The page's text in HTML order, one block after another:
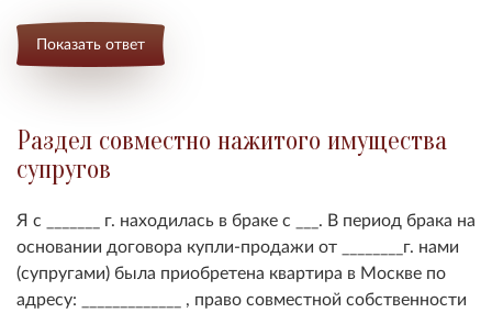
Показать ответ
Раздел совместно нажитого имущества
супругов
Я с _______ г. находилась в браке с ___. В период брака на
основании договора купли-продажи от ________г. нами
(супругами) была приобретена квартира в Москве по
адресу: _____________ , право совместной собственности